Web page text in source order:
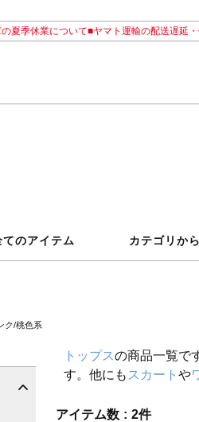
夏季休業について■ヤマト運輸の配送遅延
てのアイテム カテゴリか
ク/桃色系
トップスの商品一覧で
す。他にも スカート や
アイテム数 2件